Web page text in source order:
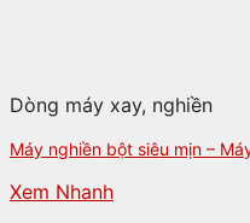
Dòng máy xay, nghiền
Máy nghiền bột siêu mịn –
Xem Nhanh